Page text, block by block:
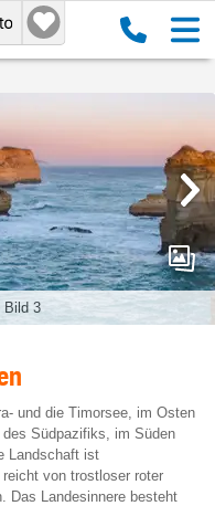
Bild 3
und die Timorsee, im Osten
Südpazifiks, im Süden
Landschaft ist
von trostloser roter
Das Landesinnere besteht